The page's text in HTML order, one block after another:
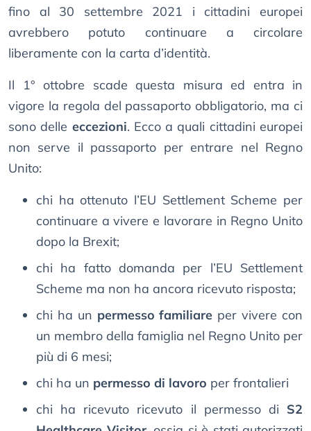
fino al 30 settembre 2021 i cittadini europei
avrebbero potuto continuare a circolare
liberamente con la carta d’identità.
Il 1° ottobre scade questa misura ed entra in
vigore la regola del passaporto obbligatorio, ma ci
sono delle eccezioni. Ecco a quali cittadini europei
non serve il passaporto per entrare nel Regno
Unito:
chi ha ottenuto l’EU Settlement Scheme per
continuare a vivere e lavorare in Regno Unito
dopo la Brexit;
chi ha fatto domanda per l’EU Settlement
Scheme ma non ha ancora ricevuto risposta;
chi ha un permesso familiare per vivere con
un membro della famiglia nel Regno Unito per
più di 6 mesi;
chi ha un permesso di lavoro per frontalieri
chi ha ricevuto ricevuto il permesso di S2